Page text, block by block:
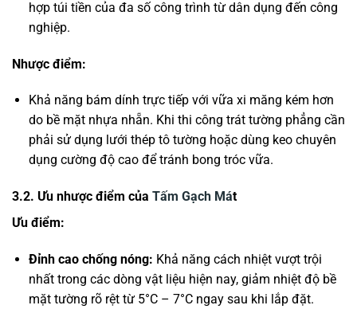
hợp túi tiền của đa số công trình từ dân dụng đến công
nghiệp.
Nhược điểm:
Khả năng bám dính trực tiếp với vữa xi măng kém hơn
do bề mặt nhựa nhẵn. Khi thi công trát tường phẳng cần
phải sử dụng lưới thép tô tường hoặc dùng keo chuyên
dụng cường độ cao để tránh bong tróc vữa.
3.2. Ưu nhược điểm của Tấm Gạch Mát
Ưu điểm:
Đỉnh cao chống nóng: Khả năng cách nhiệt vượt trội
nhất trong các dòng vật liệu hiện nay, giảm nhiệt độ bề
mặt tường rõ rệt từ 5°C – 7°C ngay sau khi lắp đặt.